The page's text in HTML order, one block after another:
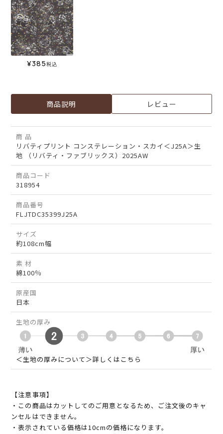
¥385税込
商品説明 レビュー
商 品
リバティプリント コンステレーション・スカイ＜J25A＞生
地 （リバティ・ファブリックス）2025AW
商品コード
318954
商品番号
FLJTDC35399J25A
サイズ
約108cm幅
素 材
綿100％
原産国
日本
生地の厚み
＜生地の厚みについて＞詳しくはこちら
【注意事項】
・この商品はカットしてのご用意となるため、ご注文後のキャ
ンセルはできません。
・表示されている価格は10cmの価格になります。